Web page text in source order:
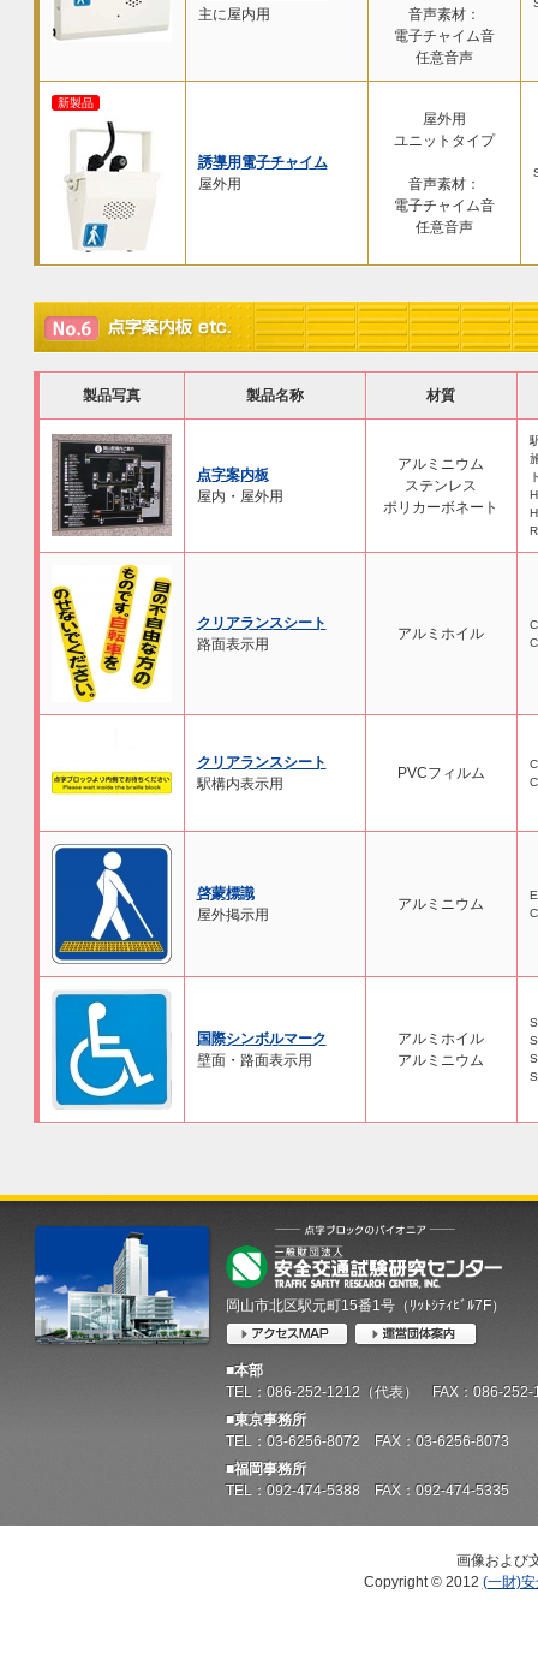
主に屋内用
音声素材：
電子チャイム音
任意音声
新製品
誘導用電子チャイム
屋外用
屋外用
ユニットタイプ
音声素材：
電子チャイム音
任意音声
製品写真 製品名称 材質
点字案内板
屋内・屋外用
アルミニウム
ステンレス
ポリカーボネート
クリアランスシート
路面表示用
アルミホイル
クリアランスシート
駅構内表示用
PVCフィルム
啓蒙標識
屋外掲示用
アルミニウム
国際シンボルマーク
壁面・路面表示用
アルミホイル
アルミニウム
岡山市北区駅元町15番1号（ﾘｯﾄｼﾃｨﾋﾞﾙ7F）
■本部
TEL：086-252-1212（代表） FAX：086-252-
■東京事務所
TEL：03-6256-8072 FAX：03-6256-8073
■福岡事務所
TEL：092-474-5388 FAX：092-474-5335
画像および
Copyright © 2012 (一財)